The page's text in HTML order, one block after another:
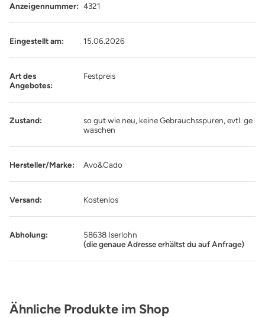
Anzeigennummer: 4321
Eingestellt am: 15.06.2026
Art des
Angebotes:
Festpreis
Zustand:
so gut wie neu, keine Gebrauchsspuren, evtl. ge
waschen
Hersteller/Marke: Avo&Cado
Versand: Kostenlos
Abholung:
58638 Iserlohn
(die genaue Adresse erhältst du auf Anfrage)
Produktgalerie überspringen
Ähnliche Produkte im Shop